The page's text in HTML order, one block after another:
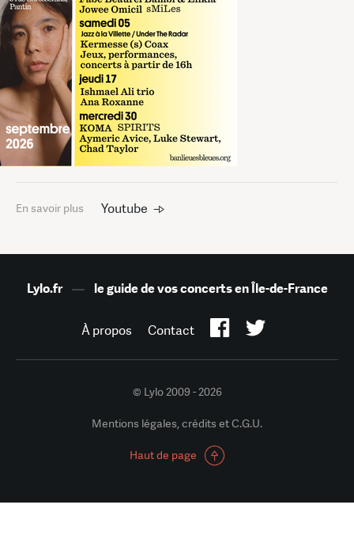
En savoir plus Youtube
Lylo.fr— le guide de vos concerts en Île-de-France
À propos Contact
© Lylo 2009 - 2026
Mentions légales, crédits et C.G.U.
Haut de page